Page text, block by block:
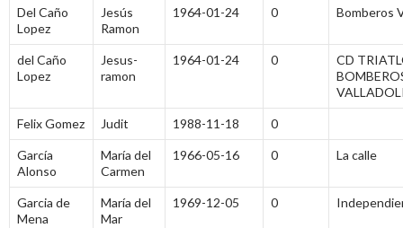
Del Caño
Lopez
Jesús
Ramon
1964-01-24 0 Bomberos
del Caño
Lopez
Jesus-
ramon
1964-01-24 0
CD
Felix Gomez Judit 1988-11-18 0
García
Alonso
María del
Carmen
1966-05-16 0 La calle
Garcia de
Mena
María del
Mar
1969-12-05 0